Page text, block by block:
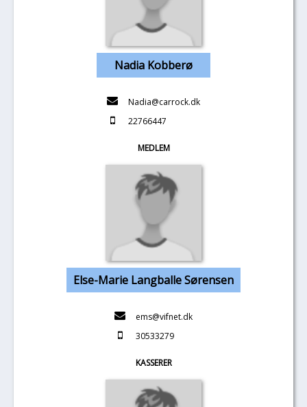
Nadia Kobberø
Nadia@carrock.dk
22766447
MEDLEM
Else-Marie Langballe Sørensen
ems@vifnet.dk
30533279
KASSERER